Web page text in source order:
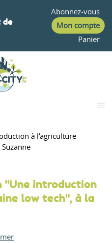
de
Abonnez-vous
Mon compte
Panier
à l'agriculture
"Une introduction
low tech", à la